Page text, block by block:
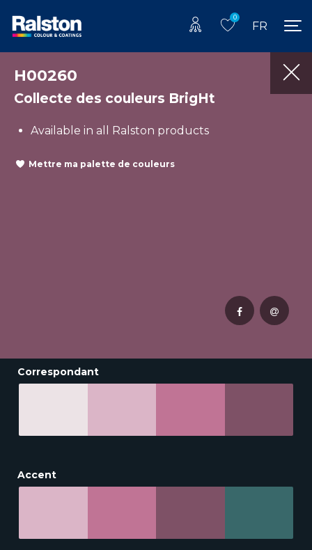
0
FR
H00260
Collecte des couleurs BrigHt
Available in all Ralston products
Mettre ma palette de couleurs
Correspondant
Accent